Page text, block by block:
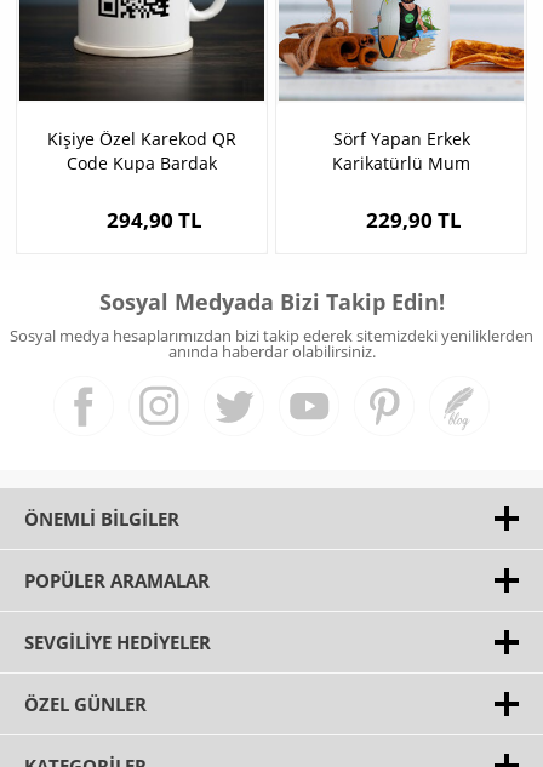
Kişiye Özel Karekod QR
Code Kupa Bardak
294,90 TL
Sörf Yapan Erkek
Karikatürlü Mum
229,90 TL
Sosyal Medyada Bizi Takip Edin!
Sosyal medya hesaplarımızdan bizi takip ederek sitemizdeki yeniliklerden
anında haberdar olabilirsiniz.
ÖNEMLI BILGILER
POPÜLER ARAMALAR
SEVGILIYE HEDIYELER
ÖZEL GÜNLER